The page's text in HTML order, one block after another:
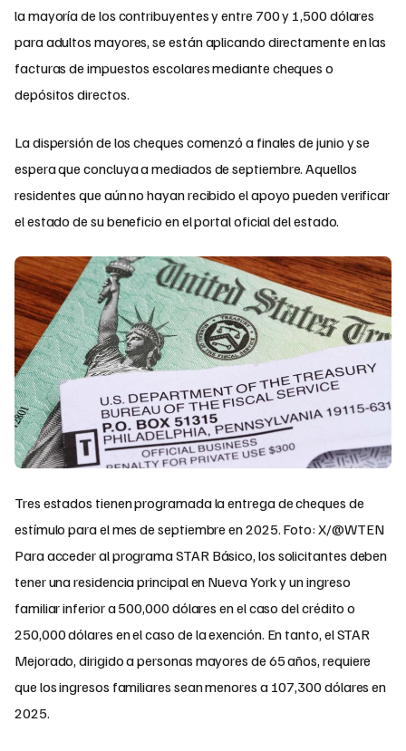
la mayoría de los contribuyentes y entre 700 y 1,500 dólares
para adultos mayores, se están aplicando directamente en las
facturas de impuestos escolares mediante cheques o
depósitos directos.
La dispersión de los cheques comenzó a finales de junio y se
espera que concluya a mediados de septiembre. Aquellos
residentes que aún no hayan recibido el apoyo pueden verificar
el estado de su beneficio en el portal oficial del estado.
Tres estados tienen programada la entrega de cheques de
estímulo para el mes de septiembre en 2025. Foto: X/@WTEN
Para acceder al programa STAR Básico, los solicitantes deben
tener una residencia principal en Nueva York y un ingreso
familiar inferior a 500,000 dólares en el caso del crédito o
250,000 dólares en el caso de la exención. En tanto, el STAR
Mejorado, dirigido a personas mayores de 65 años, requiere
que los ingresos familiares sean menores a 107,300 dólares en
2025.